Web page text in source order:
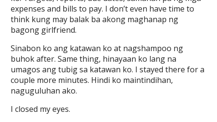
expenses and bills to pay. I don’t even have time to
think kung may balak ba akong maghanap ng
bagong girlfriend.
Sinabon ko ang katawan ko at nagshampoo ng
buhok after. Same thing, hinayaan ko lang na
umagos ang tubig sa katawan ko. I stayed there for a
couple more minutes. Hindi ko maintindihan,
naguguluhan ako.
I closed my eyes.